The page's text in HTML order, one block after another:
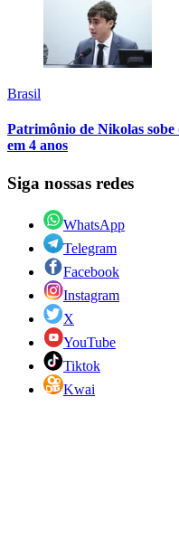
Brasil
Patrimônio de Nikolas
em 4 anos
Siga nossas redes
WhatsApp
Telegram
Facebook
Instagram
X
YouTube
Tiktok
Kwai